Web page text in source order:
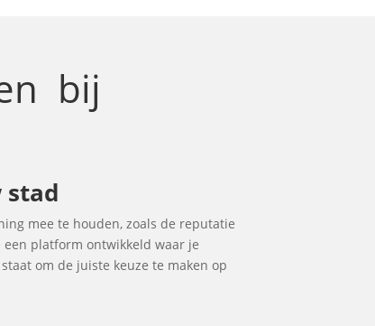
bij
stad
mee te houden, zoals de reputatie
platform ontwikkeld waar je
om de juiste keuze te maken op